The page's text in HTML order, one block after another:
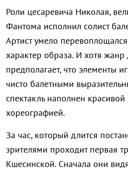
Роли цесаревича Николая,
Фантома исполнил солист
Артист умело
характер образа. И хотя жанр
предполагает, что элементы
чисто балетными
спектакль наполнен
хореографией.
За час, который длится
зрителями проходит первая
Кшесинской. Сначала они